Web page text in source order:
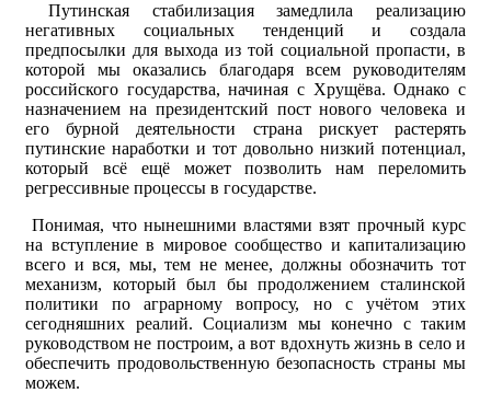
Путинская стабилизация замедлила реализацию
негативных социальных тенденций и создала
предпосылки для выхода из той социальной пропасти, в
которой мы оказались благодаря всем руководителям
российского государства, начиная с Хрущёва. Однако с
назначением на президентский пост нового человека и
его бурной деятельности страна рискует растерять
путинские наработки и тот довольно низкий потенциал,
который всё ещё может позволить нам переломить
регрессивные процессы в государстве.
Понимая, что нынешними властями взят прочный курс
на вступление в мировое сообщество и капитализацию
всего и вся, мы, тем не менее, должны обозначить тот
механизм, который был бы продолжением сталинской
политики по аграрному вопросу, но с учётом этих
сегодняшних реалий. Социализм мы конечно с таким
руководством не построим, а вот вдохнуть жизнь в село и
обеспечить продовольственную безопасность страны мы
можем.